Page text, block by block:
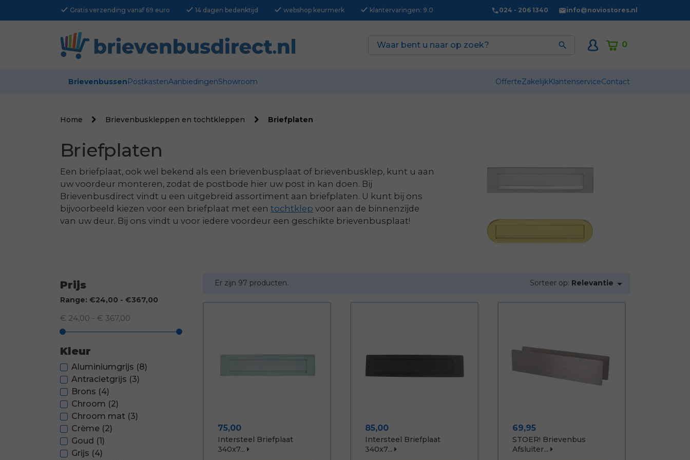
check Gratis verzending vanaf 69 euro check 14 dagen bedenktijd check webshop keurmerk check klantervaringen: 9.0 024 - 206 1340 info@noviostores.nl
0

BrievenbussenPostkastenAanbiedingenShowroom OfferteZakelijkKlantenserviceContact
Home Brievenbuskleppen en tochtkleppen Briefplaten
Briefplaten
Een briefplaat, ook wel bekend als een brievenbusplaat of brievenbusklep, kunt u aan
uw voordeur monteren, zodat de postbode hier uw post in kan doen. Bij
Brievenbusdirect vindt u een uitgebreid assortiment aan briefplaten. U kunt bij ons
bijvoorbeeld kiezen voor een briefplaat met een tochtklep voor aan de binnenzijde
van uw deur. Bij ons vindt u voor iedere voordeur een geschikte brievenbusplaat!
Prijs
Range: €24,00 - €367,00
€ 24,00 - € 367,00
Kleur
Aluminiumgrijs (8)
Antracietgrijs (3)
Brons (4)
Chroom (2)
Chroom mat (3)
Crème (2)
Goud (1)
Grijs (4)
Er zijn 97 producten. Sorteer op: Relevantie 
Prijs
75,00
Intersteel Briefplaat
340x7...
Prijs
85,00
Intersteel Briefplaat
340x7...
Prijs
69,95
STOER! Brievenbus
Afsluiter...